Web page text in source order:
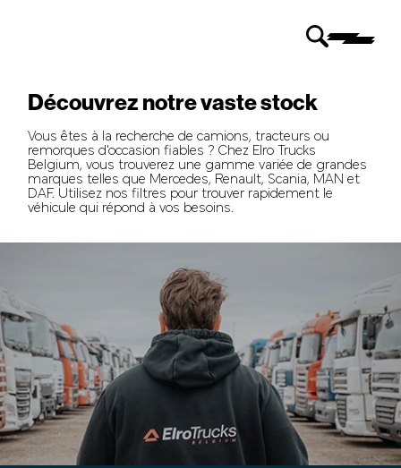
Découvrez notre vaste stock
Vous êtes à la recherche de camions, tracteurs ou
remorques d'occasion fiables ? Chez Elro Trucks
Belgium, vous trouverez une gamme variée de grandes
marques telles que Mercedes, Renault, Scania, MAN et
DAF. Utilisez nos filtres pour trouver rapidement le
véhicule qui répond à vos besoins.